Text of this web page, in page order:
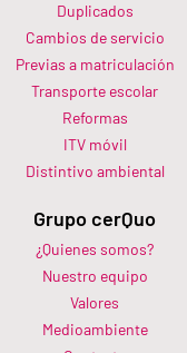
Duplicados
Cambios de servicio
Previas a matriculación
Transporte escolar
Reformas
ITV móvil
Distintivo ambiental
Grupo cerQuo
¿Quienes somos?
Nuestro equipo
Valores
Medioambiente